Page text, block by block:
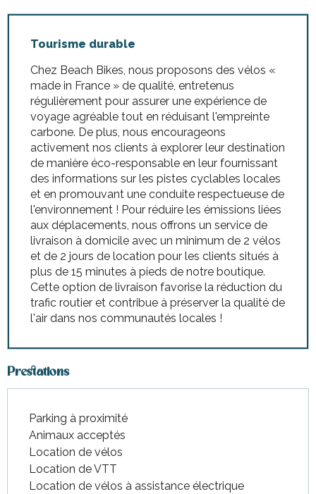
Tourisme durable
Chez Beach Bikes, nous proposons des vélos «
made in France » de qualité, entretenus
régulièrement pour assurer une expérience de
voyage agréable tout en réduisant l'empreinte
carbone. De plus, nous encourageons
activement nos clients à explorer leur destination
de manière éco-responsable en leur fournissant
des informations sur les pistes cyclables locales
et en promouvant une conduite respectueuse de
l'environnement ! Pour réduire les émissions liées
aux déplacements, nous offrons un service de
livraison à domicile avec un minimum de 2 vélos
et de 2 jours de location pour les clients situés à
plus de 15 minutes à pieds de notre boutique.
Cette option de livraison favorise la réduction du
trafic routier et contribue à préserver la qualité de
l'air dans nos communautés locales !
Prestations
Parking à proximité
Animaux acceptés
Location de vélos
Location de VTT
Location de vélos à assistance électrique